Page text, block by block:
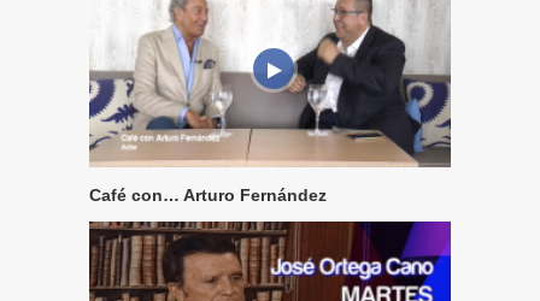
Café con… Arturo Fernández